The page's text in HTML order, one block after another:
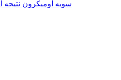
سویه اومیکرون نتیجه